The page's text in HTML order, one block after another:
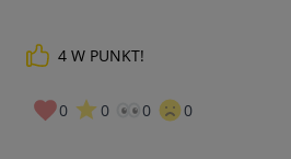
4 W PUNKT!
0 0 0 0